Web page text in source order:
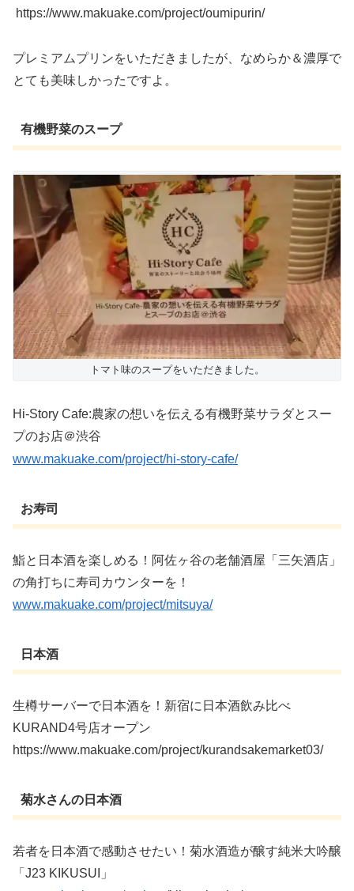
https://www.makuake.com/project/oumipurin/
プレミアムプリンをいただきましたが、なめらか＆濃厚で
とても美味しかったですよ。
有機野菜のスープ
トマト味のスープをいただきました。
Hi-Story Cafe:農家の想いを伝える有機野菜サラダとスー
プのお店＠渋谷
www.makuake.com/project/hi-story-cafe/
お寿司
鮨と日本酒を楽しめる！阿佐ヶ谷の老舗酒屋「三矢酒店」
の角打ちに寿司カウンターを！
www.makuake.com/project/mitsuya/
日本酒
生樽サーバーで日本酒を！新宿に日本酒飲み比べ
KURAND4号店オープン
https://www.makuake.com/project/kurandsakemarket03/
菊水さんの日本酒
若者を日本酒で感動させたい！菊水酒造が醸す純米大吟醸
「J23 KIKUSUI」